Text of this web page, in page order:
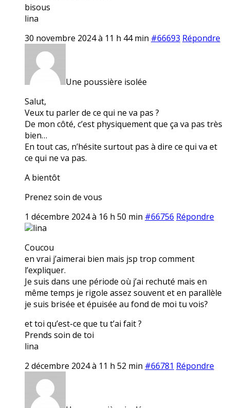
bisous
lina
30 novembre 2024 à 11 h 44 min #66693 Répondre
Une poussière isolée
Salut,
Veux tu parler de ce qui ne va pas ?
De mon côté, c’est physiquement que ça va pas très
bien…
En tout cas, n’hésite surtout pas à dire ce qui va et
ce qui ne va pas.
A bientôt
Prenez soin de vous
1 décembre 2024 à 16 h 50 min #66756 Répondre
lina
Coucou
en vrai j’aimerai bien mais jsp trop comment
l’expliquer.
Je suis dans une période où j’ai rechuté mais en
même temps je rigole assez souvent et en parallèle
je suis brisée et épuisée au fond de moi tu vois?
et toi qu’est-ce que tu t’ai fait ?
Prends soin de toi
lina
2 décembre 2024 à 11 h 52 min #66781 Répondre